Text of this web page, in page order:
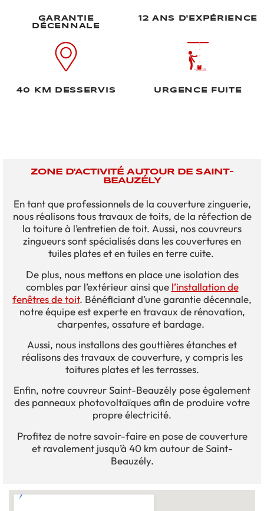
GARANTIE
DÉCENNALE
12 ANS D'EXPÉRIENCE
40 KM DESSERVIS URGENCE FUITE
ZONE D'ACTIVITÉ AUTOUR DE SAINT-
BEAUZÉLY
En tant que professionnels de la couverture zinguerie,
nous réalisons tous travaux de toits, de la réfection de
la toiture à l’entretien de toit. Aussi, nos couvreurs
zingueurs sont spécialisés dans les couvertures en
tuiles plates et en tuiles en terre cuite.
De plus, nous mettons en place une isolation des
combles par l’extérieur ainsi que l’installation de
fenêtres de toit. Bénéficiant d’une garantie décennale,
notre équipe est experte en travaux de rénovation,
charpentes, ossature et bardage.
Aussi, nous installons des gouttières étanches et
réalisons des travaux de couverture, y compris les
toitures plates et les terrasses.
Enfin, notre couvreur Saint-Beauzély pose également
des panneaux photovoltaïques afin de produire votre
propre électricité.
Profitez de notre savoir-faire en pose de couverture
et ravalement jusqu’à 40 km autour de Saint-
Beauzély.